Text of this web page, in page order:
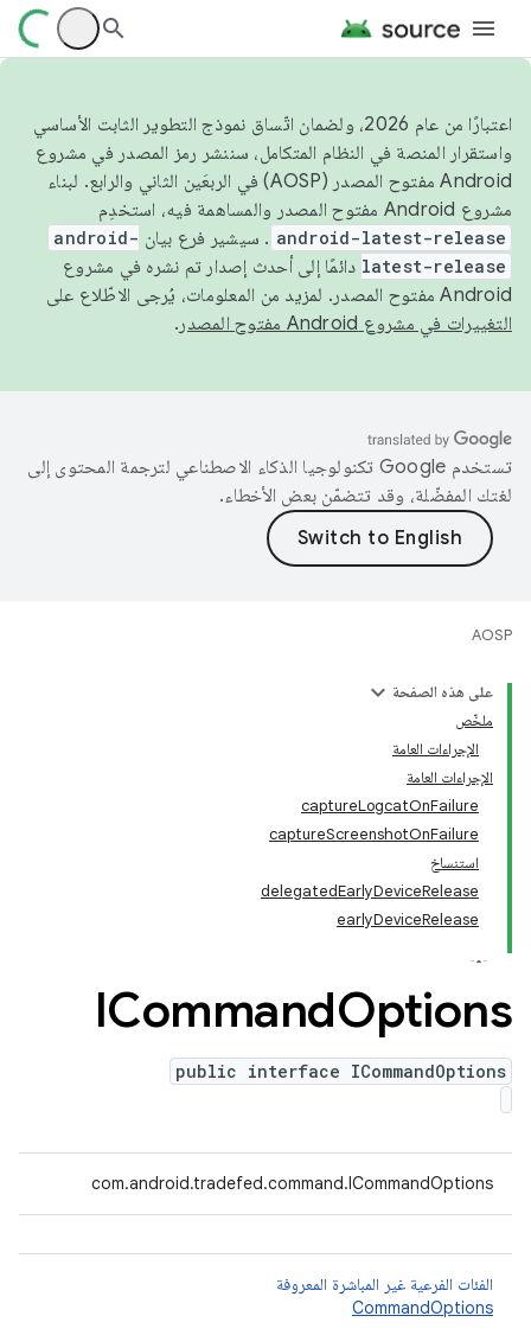
اعتبارًا من عام 2026، ولضمان اتّساق نموذج التطوير الثابت الأساسي
واستقرار المنصة في النظام المتكامل، سننشر رمز المصدر في مشروع
Android مفتوح المصدر (AOSP) في الربعَين الثاني والرابع. لبناء
مشروع Android مفتوح المصدر والمساهمة فيه، استخدِم
android-latest-release . سيشير فرع بيان android-
latest-release دائمًا إلى أحدث إصدار تم نشره في مشروع
Android مفتوح المصدر. لمزيد من المعلومات، يُرجى الاطّلاع على
التغييرات في مشروع Android مفتوح المصدر
.
تستخدم Google تكنولوجيا الذكاء الاصطناعي لترجمة المحتوى إلى
لغتك المفضّلة، وقد تتضمّن بعض الأخطاء.
AOSP
على هذه الصفحة
ملخّص
الإجراءات العامة
الإجراءات العامة
captureLogcatOnFailure
captureScreenshotOnFailure
استنساخ
delegatedEarlyDeviceRelease
earlyDeviceRelease
ICommandOptions
public interface ICommandOptions
com.android.tradefed.command.ICommandOptions
الفئات الفرعية غير المباشرة المعروفة
CommandOptions